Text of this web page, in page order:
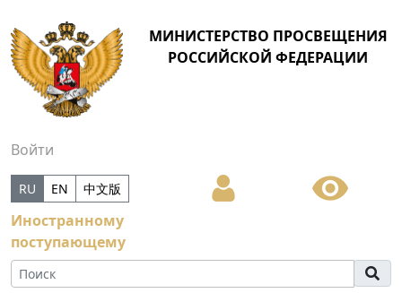
МИНИСТЕРСТВО ПРОСВЕЩЕНИЯ
РОССИЙСКОЙ ФЕДЕРАЦИИ
Войти
Иностранному
поступающему
RU EN 中文版